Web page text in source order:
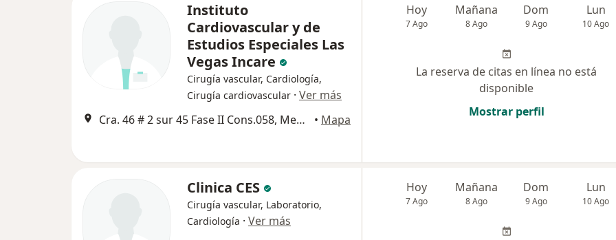
Instituto
Cardiovascular y de
Estudios Especiales Las
Vegas Incare
Cirugía vascular, Cardiología,
Cirugía cardiovascular · Ver más
Cra. 46 # 2 sur 45 Fase II Cons.058, Medellín
• Mapa
Hoy
7 Ago
Mañana
8 Ago
Dom
9 Ago
Lun
10 Ago
La reserva de citas en línea no está
disponible
Mostrar perfil
Clinica CES
Cirugía vascular, Laboratorio,
Cardiología · Ver más
Hoy
7 Ago
Mañana
8 Ago
Dom
9 Ago
Lun
10 Ago